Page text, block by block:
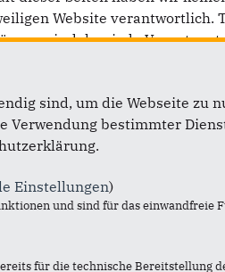
Website verantwortlich.
wir daher jede
Sie hier: Datenschutz
Im Web
sind, um die Webseite
Verwendung bestimmter
Einstellungen)
und sind für das einwandfreie
für die technische Bereitstellung